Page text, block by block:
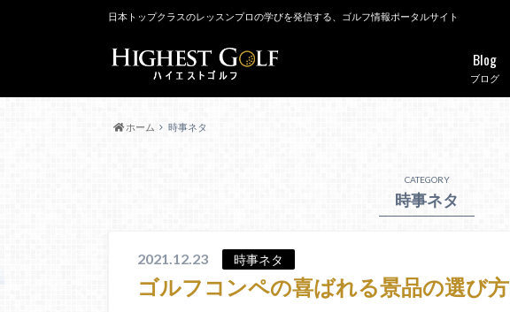
日本トップクラスのレッスンプロの学びを発信する、ゴルフ情報ポータルサイト
ブログ
Blog
ホーム 時事ネタ
CATEGORY
時事ネタ
2021.12.23 時事ネタ
ゴルフコンペの喜ばれる景品の選び方